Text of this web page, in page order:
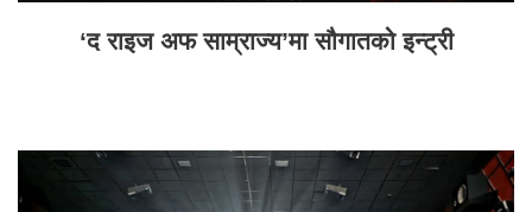
‘द राइज अफ साम्राज्य’मा सौगातको इन्ट्री